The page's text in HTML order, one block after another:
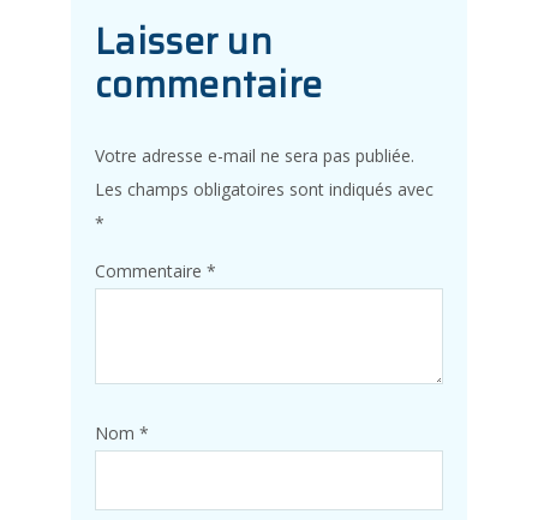
Laisser un
commentaire
Votre adresse e-mail ne sera pas publiée.
Les champs obligatoires sont indiqués avec
*
Commentaire *
Nom *